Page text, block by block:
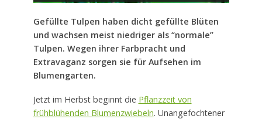
Gefüllte Tulpen haben dicht gefüllte Blüten
und wachsen meist niedriger als “normale”
Tulpen. Wegen ihrer Farbpracht und
Extravaganz sorgen sie für Aufsehen im
Blumengarten.
Jetzt im Herbst beginnt die Pflanzzeit von
frühblühenden Blumenzwiebeln. Unangefochtener